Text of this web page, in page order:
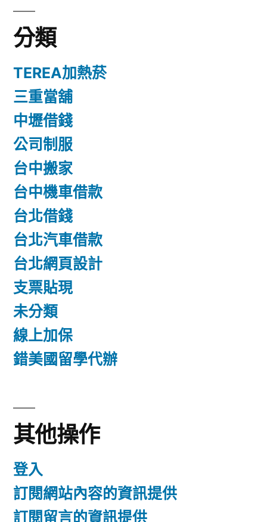
分類
TEREA加熱菸
三重當舖
中壢借錢
公司制服
台中搬家
台中機車借款
台北借錢
台北汽車借款
台北網頁設計
支票貼現
未分類
線上加保
錯美國留學代辦
其他操作
登入
訂閱網站內容的資訊提供
訂閱留言的資訊提供